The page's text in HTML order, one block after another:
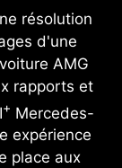
résolution
d'une
AMG
rapports et
+ Mercedes-
expérience
place aux